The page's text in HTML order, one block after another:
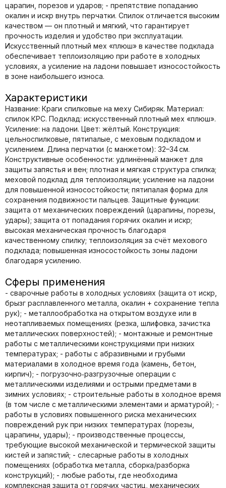
царапин, порезов и ударов; - препятствие попаданию
окалин и искр внутрь перчатки. Спилок отличается высоким
качеством — он плотный и мягкий, что гарантирует
прочность изделия и удобство при эксплуатации.
Искусственный плотный мех «плюш» в качестве подклада
обеспечивает теплоизоляцию при работе в холодных
условиях, а усиление на ладони повышает износостойкость
в зоне наибольшего износа.
Характеристики
Название: Краги спилковые на меху Сибиряк. Материал:
спилок КРС. Подклад: искусственный плотный мех «плюш».
Усиление: на ладони. Цвет: жёлтый. Конструкция:
цельноспилковые, пятипалые, с меховым подкладом и
усилением. Длина перчатки (с манжетом): 32–34 см.
Конструктивные особенности: удлинённый манжет для
защиты запястья и вен; плотная и мягкая структура спилка;
меховой подклад для теплоизоляции; усиление на ладони
для повышенной износостойкости; пятипалая форма для
сохранения подвижности пальцев. Защитные функции:
защита от механических повреждений (царапины, порезы,
удары); защита от попадания горячих окалин и искр;
высокая механическая прочность благодаря
качественному спилку; теплоизоляция за счёт мехового
подклада; повышенная износостойкость зоны ладони
благодаря усилению.
Сферы применения
- сварочные работы в холодных условиях (защита от искр,
брызг расплавленного металла, окалин + сохранение тепла
рук); - металлообработка на открытом воздухе или в
неотапливаемых помещениях (резка, шлифовка, зачистка
металлических поверхностей); - монтажные и ремонтные
работы с металлическими конструкциями при низких
температурах; - работы с абразивными и грубыми
материалами в холодное время года (камень, бетон,
кирпич); - погрузочно‑разгрузочные операции с
металлическими изделиями и острыми предметами в
зимних условиях; - строительные работы в холодное время
(в том числе с металлическими элементами и арматурой); -
работы в условиях повышенного риска механических
повреждений рук при низких температурах (порезы,
царапины, удары); - производственные процессы,
требующие высокой механической и термической защиты
кистей и запястий; - слесарные работы в холодных
помещениях (обработка металла, сборка/разборка
конструкций); - любые работы, где необходима
комплексная защита от горячих частиц, механических